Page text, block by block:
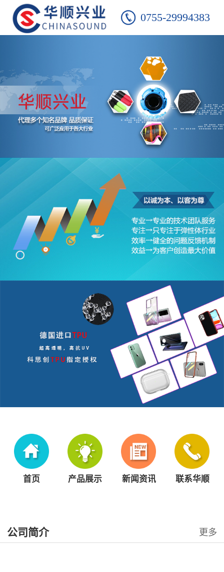
0755-29994383
首页 产品展示 新闻资讯 联系华顺
公司简介 更多